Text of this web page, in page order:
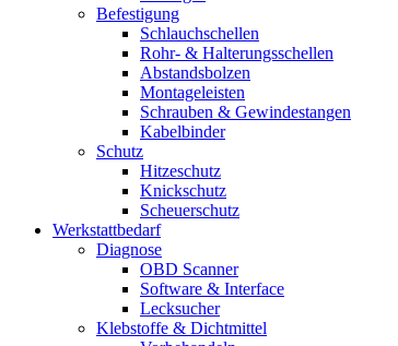
Befestigung
Schlauchschellen
Rohr- & Halterungsschellen
Abstandsbolzen
Montageleisten
Schrauben & Gewindestangen
Kabelbinder
Schutz
Hitzeschutz
Knickschutz
Scheuerschutz
Werkstattbedarf
Diagnose
OBD Scanner
Software & Interface
Lecksucher
Klebstoffe & Dichtmittel